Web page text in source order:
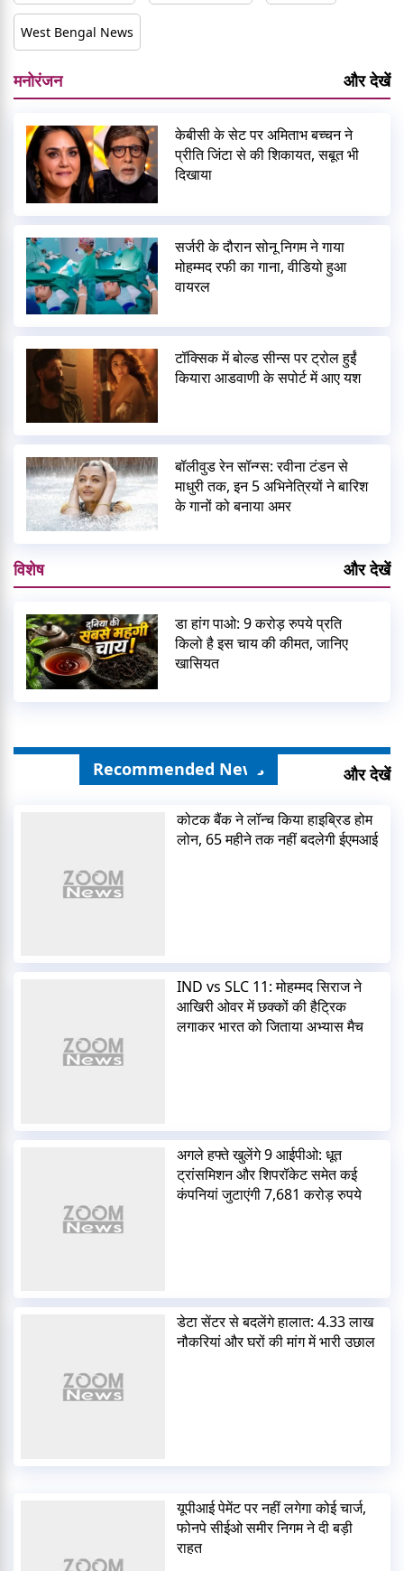
West Bengal News
मनोरंजन और देखें
केबीसी के सेट पर अमिताभ बच्चन ने
प्रीति जिंटा से की शिकायत, सबूत भी
दिखाया
सर्जरी के दौरान सोनू निगम ने गाया
मोहम्मद रफी का गाना, वीडियो हुआ
वायरल
टॉक्सिक में बोल्ड सीन्स पर ट्रोल हुईं
कियारा आडवाणी के सपोर्ट में आए यश
बॉलीवुड रेन सॉन्ग्स: रवीना टंडन से
माधुरी तक, इन 5 अभिनेत्रियों ने बारिश
के गानों को बनाया अमर
विशेष और देखें
डा हांग पाओ: 9 करोड़ रुपये प्रति
किलो है इस चाय की कीमत, जानिए
खासियत
Recommended News और देखें
कोटक बैंक ने लॉन्च किया हाइब्रिड होम
लोन, 65 महीने तक नहीं बदलेगी ईएमआई
IND vs SLC 11: मोहम्मद सिराज ने
आखिरी ओवर में छक्कों की हैट्रिक
लगाकर भारत को जिताया अभ्यास मैच
अगले हफ्ते खुलेंगे 9 आईपीओ: धूत
ट्रांसमिशन और शिपरॉकेट समेत कई
कंपनियां जुटाएंगी 7,681 करोड़ रुपये
डेटा सेंटर से बदलेंगे हालात: 4.33 लाख
नौकरियां और घरों की मांग में भारी उछाल
यूपीआई पेमेंट पर नहीं लगेगा कोई चार्ज,
फोनपे सीईओ समीर निगम ने दी बड़ी
राहत